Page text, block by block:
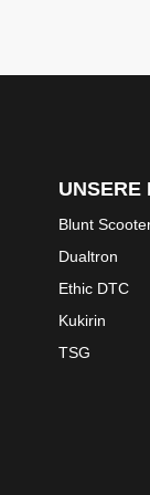
UNSERE
Blunt
Dualtron
Ethic DTC
Kukirin
TSG